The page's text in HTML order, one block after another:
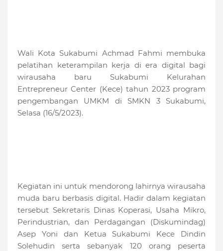
Wali Kota Sukabumi Achmad Fahmi membuka
pelatihan keterampilan kerja di era digital bagi
wirausaha baru Sukabumi Kelurahan
Entrepreneur Center (Kece) tahun 2023 program
pengembangan UMKM di SMKN 3 Sukabumi,
Selasa (16/5/2023).
Kegiatan ini untuk mendorong lahirnya wirausaha
muda baru berbasis digital. Hadir dalam kegiatan
tersebut Sekretaris Dinas Koperasi, Usaha Mikro,
Perindustrian, dan Perdagangan (Diskumindag)
Asep Yoni dan Ketua Sukabumi Kece Dindin
Solehudin serta sebanyak 120 orang peserta